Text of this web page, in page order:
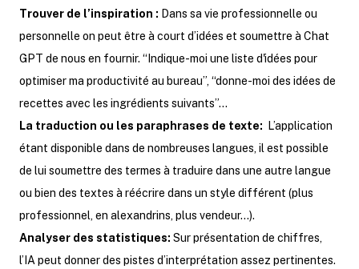
Trouver de l’inspiration : Dans sa vie professionnelle ou
personnelle on peut être à court d’idées et soumettre à Chat
GPT de nous en fournir. “Indique-moi une liste d'idées pour
optimiser ma productivité au bureau”, “donne-moi des idées de
recettes avec les ingrédients suivants”…
La traduction ou les paraphrases de texte: L’application
étant disponible dans de nombreuses langues, il est possible
de lui soumettre des termes à traduire dans une autre langue
ou bien des textes à réécrire dans un style différent (plus
professionnel, en alexandrins, plus vendeur…).
Analyser des statistiques: Sur présentation de chiffres,
l’IA peut donner des pistes d’interprétation assez pertinentes.